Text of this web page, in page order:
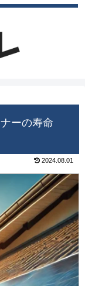
ーの寿命
2024.08.01